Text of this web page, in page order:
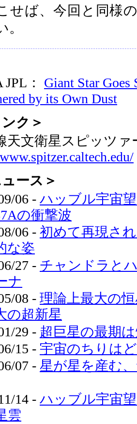
せば、今回と同様
。
： Giant Star Goes
by its Own Dust
ク＞
天文衛星スピッツァ
ース＞
06 - ハッブル宇宙
の衝撃波
06 - 初めて再現さ
な姿
27 - チャンドラと
ナ
08 - 理論上最大の
の超新星
29 - 超巨星の最期
15 - 宇宙のちりは
07 - 星が星を産む
14 - ハッブル宇宙
雲